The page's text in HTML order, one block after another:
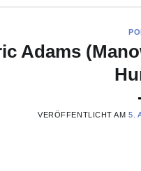
Adams
VERÖFFENTLICHT AM5.